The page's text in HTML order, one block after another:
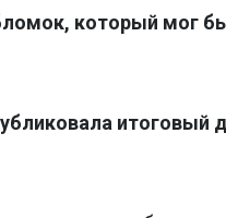
который мог
итоговый